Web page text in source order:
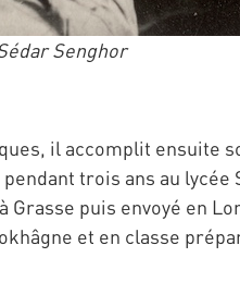
Senghor
il accomplit ensuite
trois ans au lycée
puis envoyé en
et en classe